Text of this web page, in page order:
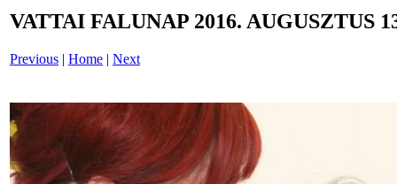
VATTAI FALUNAP 2016. AUGUSZTUS
Previous | Home | Next